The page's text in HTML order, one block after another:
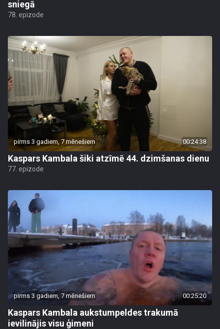
sniegā
78. epizode
pirms 3 gadiem, 7 mēnešiem 00:24:38
Kaspars Kambala šiki atzīmē 44. dzimšanas dienu
77. epizode
pirms 3 gadiem, 7 mēnešiem 00:25:20
Kaspars Kambala aukstumpeldes trakumā
ievilinājis visu ģimeni